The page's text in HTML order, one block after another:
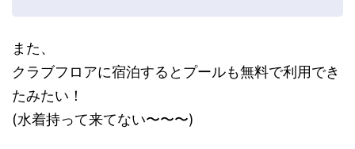
また、
クラブフロアに宿泊するとプールも無料で利用でき
たみたい！
(水着持って来てない〜〜〜)